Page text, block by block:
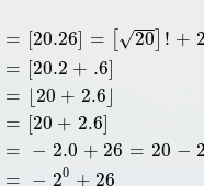
= [20.26] = √20 ! + 2
20.26]= ]! +2-6
= [20.2 + .6]
20.2 +.6]
= ⌊ 20 + 2.6 ⌋
20+2.6 ⌋
= [20 + 2.6]
20+2.6 ]
= − 2.0 + 26 = 20 − 2
=-2.0 +26= 20-2 +6
= − 20 + 26
26